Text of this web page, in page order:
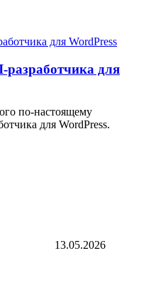
разработчика для
по-настоящему
для WordPress.
13.05.2026